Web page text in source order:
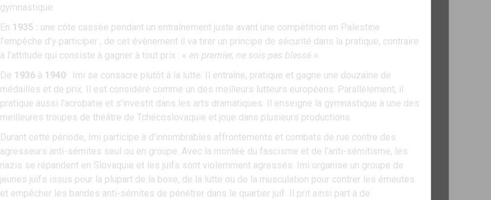
gymnastique.
En 1935 : une côte cassée pendant un entraînement juste avant une compétition en Palestine
l’empêche d’y participer ; de cet évènement il va tirer un principe de sécurité dans la pratique, contraire
à l’attitude qui consiste à gagner à tout prix : « en premier, ne sois pas blessé ».
De 1936 à 1940 : Imi se consacre plutôt à la lutte. Il entraîne, pratique et gagne une douzaine de
médailles et de prix. Il est considéré comme un des meilleurs lutteurs européens. Parallèlement, il
pratique aussi l’acrobatie et s’investit dans les arts dramatiques. Il enseigne la gymnastique à une des
meilleures troupes de théâtre de Tchécoslovaquie et joue dans plusieurs productions.
Durant cette période, Imi participe à d’innombrables affrontements et combats de rue contre des
agresseurs anti-sémites seul ou en groupe. Avec la montée du fascisme et de l’anti-sémitisme, les
nazis se répandent en Slovaquie et les juifs sont violemment agressés. Imi organise un groupe de
jeunes juifs issus pour la plupart de la boxe, de la lutte ou de la musculation pour contrer les émeutes
et empêcher les bandes anti-sémites de pénétrer dans le quartier juif. Il prit ainsi part à de